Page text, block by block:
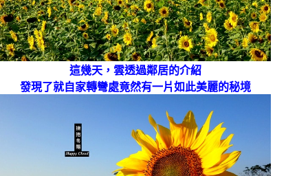
這幾天，雲透過鄰居的介紹
發現了就自家轉彎處竟然有一片如此美麗的秘境